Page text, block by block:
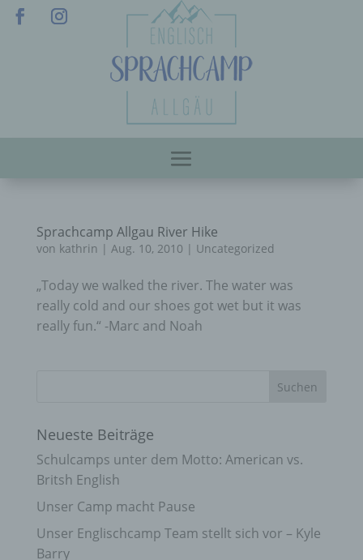
Sprachcamp Allgau River Hike
von kathrin | Aug. 10, 2010 | Uncategorized
„Today we walked the river. The water was
really cold and our shoes got wet but it was
really fun.“ -Marc and Noah
Neueste Beiträge
Schulcamps unter dem Motto: American vs.
Britsh English
Unser Camp macht Pause
Unser Englischcamp Team stellt sich vor – Kyle
Barry